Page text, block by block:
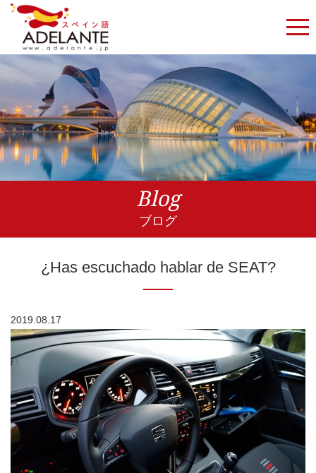
Blog
ブログ
¿Has escuchado hablar de SEAT?
2019.08.17